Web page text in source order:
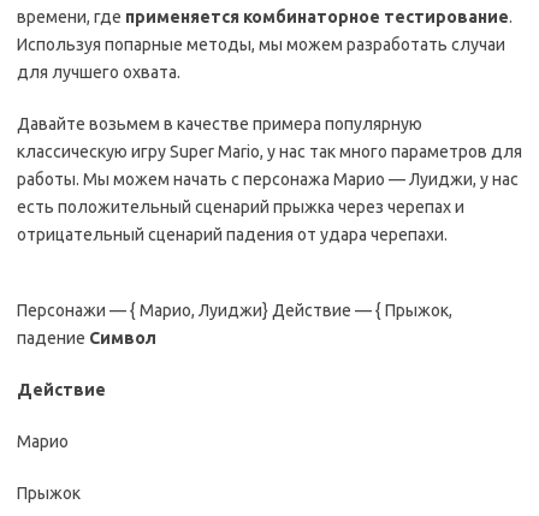
времени, где применяется комбинаторное тестирование.
Используя попарные методы, мы можем разработать случаи
для лучшего охвата.
Давайте возьмем в качестве примера популярную
классическую игру Super Mario, у нас так много параметров для
работы. Мы можем начать с персонажа Марио — Луиджи, у нас
есть положительный сценарий прыжка через черепах и
отрицательный сценарий падения от удара черепахи.
Персонажи — { Марио, Луиджи} Действие — { Прыжок,
падение Символ
Действие
Марио
Прыжок